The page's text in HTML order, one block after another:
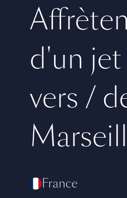
d'un
vers /
France